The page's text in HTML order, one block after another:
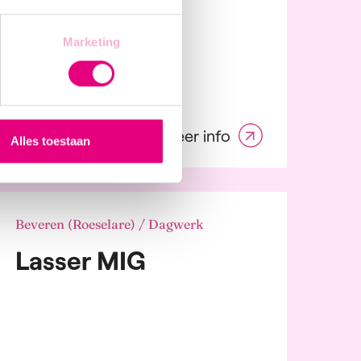
Marketing
Alles toestaan
PLOEGBAAS
AANLEG
Meer info
Beveren (Roeselare) / Dagwerk
Lasser MIG